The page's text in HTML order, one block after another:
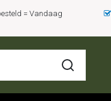
= Vandaag